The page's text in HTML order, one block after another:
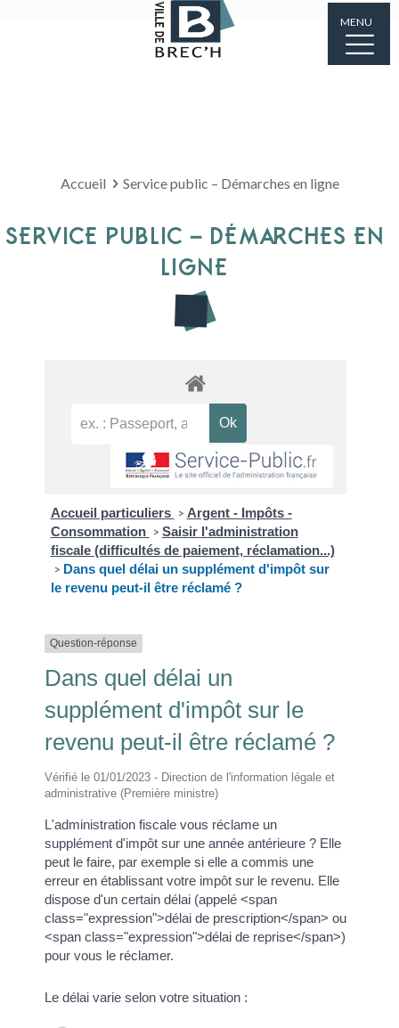
MENU
Accueil Service public – Démarches en ligne
SERVICE PUBLIC – DÉMARCHES EN
LIGNE
Accueil particuliers > Argent - Impôts -
Consommation > Saisir l'administration
fiscale (difficultés de paiement, réclamation...)
> Dans quel délai un supplément d'impôt sur
le revenu peut-il être réclamé ?
Question-réponse
Dans quel délai un
supplément d'impôt sur le
revenu peut-il être réclamé ?
Vérifié le 01/01/2023 - Direction de l'information légale et
administrative (Première ministre)
L'administration fiscale vous réclame un
supplément d'impôt sur une année antérieure ? Elle
peut le faire, par exemple si elle a commis une
erreur en établissant votre impôt sur le revenu. Elle
dispose d'un certain délai (appelé <span
class="expression">délai de prescription</span> ou
<span class="expression">délai de reprise</span>)
pour vous le réclamer.
Le délai varie selon votre situation :